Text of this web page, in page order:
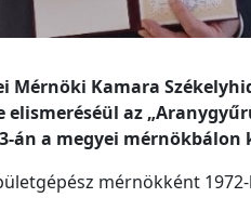
Mérnöki Kamara
elismeréséül az
án a megyei mérnökbálon
mérnökként